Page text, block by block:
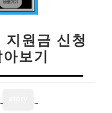
지원금 신청
보기